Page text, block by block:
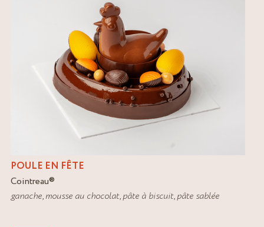
POULE EN FÊTE
Cointreau®
ganache,mousse au chocolat,pâte à biscuit,pâte sablée